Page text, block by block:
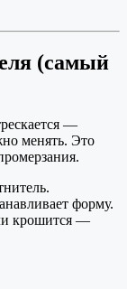
(самый
—
менять. Это
форму.
крошится —